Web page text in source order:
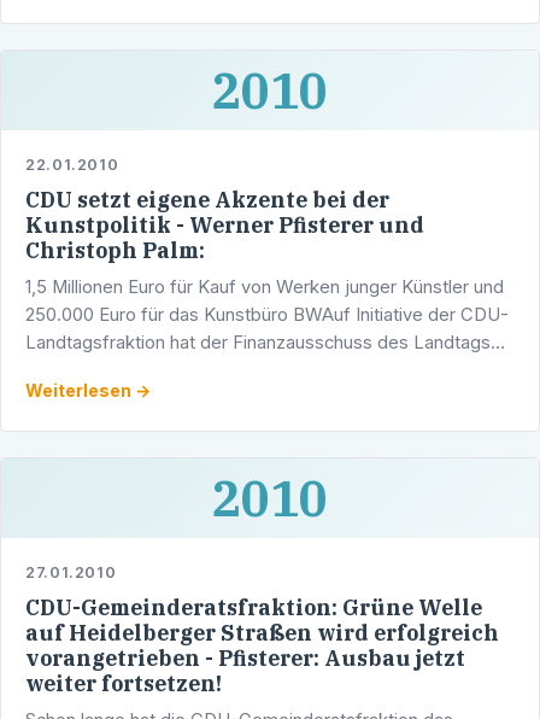
2010
22.01.2010
CDU setzt eigene Akzente bei der
Kunstpolitik - Werner Pfisterer und
Christoph Palm:
1,5 Millionen Euro für Kauf von Werken junger Künstler und
250.000 Euro für das Kunstbüro BWAuf Initiative der CDU-
Landtagsfraktion hat der Finanzausschuss des Landtags
Weiterlesen →
2010
27.01.2010
CDU-Gemeinderatsfraktion: Grüne Welle
auf Heidelberger Straßen wird erfolgreich
vorangetrieben - Pfisterer: Ausbau jetzt
weiter fortsetzen!